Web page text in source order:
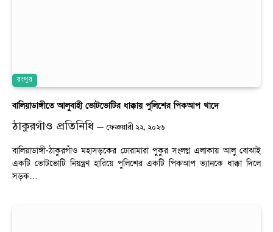
রংপুর
বালিয়াডাঙ্গীতে আলুবাহী ভোটভোটির ধাক্কায় পুলিশের পিকআপ খাদে
ঠাকুরগাঁও প্রতিনিধি ফেব্রুয়ারী ২২, ২০২৬
বালিয়াডাঙ্গী-ঠাকুরগাঁও মহাসড়কের ঢোরামারা পুকুর সংলগ্ন এলাকায় আলু বোঝাই
একটি ভোটভোটি নিয়ন্ত্রণ হারিয়ে পুলিশের একটি পিকআপ ভ্যানকে ধাক্কা দিলে
সড়ক…